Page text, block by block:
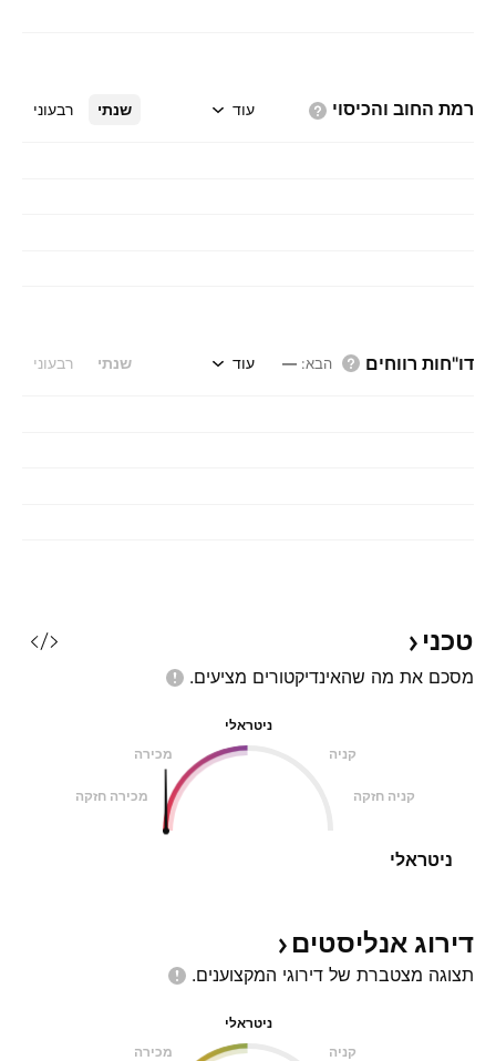
רמת החוב והכיסוי שנתי רבעוני עוד
דו"חות רווחים הבא:
— שנתי רבעוני עוד
טכני
מסכם את מה שהאינדיקטורים מציעים.
ניטראלי
מכירה
קניה
מכירה חזקה קניה חזקה
ניטראלי
דירוג אנליסטים
תצוגה מצטברת של דירוגי המקצוענים.
ניטראלי
מכירה
קניה